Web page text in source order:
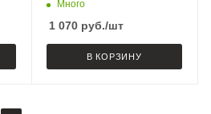
Много
1 070руб./шт
В КОРЗИНУ